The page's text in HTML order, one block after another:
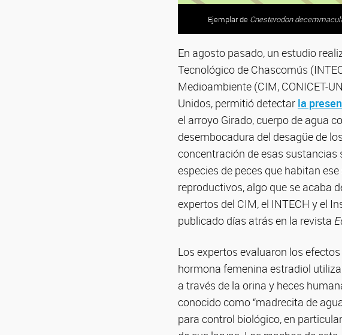
Ejemplar de Cnesterodon
Arroyo Girado. Foto: gentileza
Young, Carriquiriborde y Somoza,
En agosto pasado, un estudio
Tecnológico de Chascomús
Medioambiente (CIM, CONICET-
Unidos, permitió detectar la
el arroyo Girado, cuerpo de agua
desembocadura del desagüe de
concentración de esas
especies de peces que habitan
reproductivos, algo que se acaba
expertos del CIM, el INTECH y el
publicado días atrás en la revista
Los expertos evaluaron los
hormona femenina estradiol
a través de la orina y heces
conocido como “madrecita de
para control biológico, en